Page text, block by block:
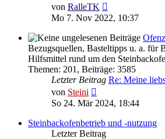
von RalleTK
Beitrag
Mo 7. Nov 2022, 10:37
Bezugsquellen, Basteltipps u. a. für
Hilfsmittel rund um den
Themen: 201 , Beiträge: 3585
Letzter Beitrag Re: Meine
von Steini
Beitrag
So 24. Mär 2024, 18:44
Steinbackofenbetrieb und -nutzung
Letzter Beitrag